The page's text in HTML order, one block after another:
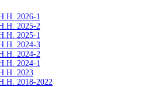
2026-1
2025-2
2025-1
2024-3
2024-2
2024-1
2023
2018-2022